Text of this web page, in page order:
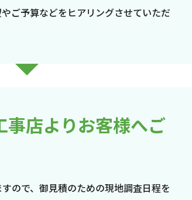
ご予算などをヒアリングさせていただ
店よりお客様へご
ので、御見積のための現地調査日程を